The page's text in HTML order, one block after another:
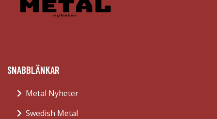
SNABBLÄNKAR
Metal Nyheter
Swedish Metal